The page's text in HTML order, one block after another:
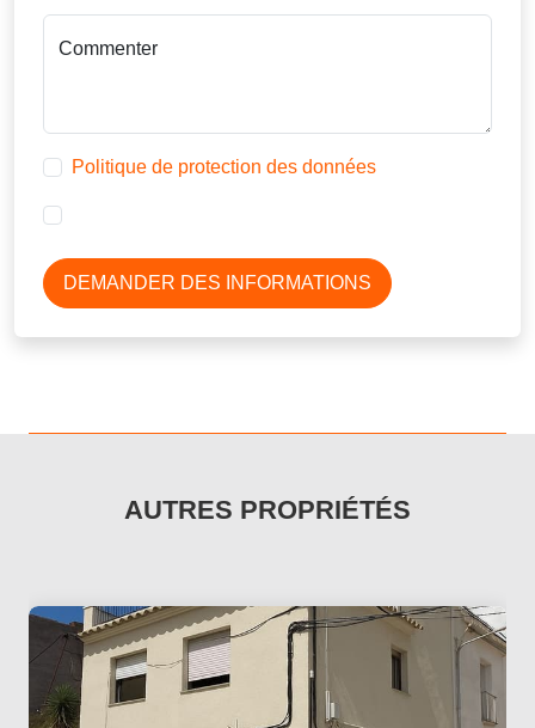
Commenter
Politique de protection des données
DEMANDER DES INFORMATIONS
AUTRES PROPRIÉTÉS